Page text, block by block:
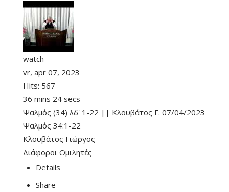
watch
vr, apr 07, 2023
Hits: 567
36 mins 24 secs
Ψαλμός (34) λδ' 1-22 || Κλουβάτος Γ. 07/04/2023
Ψαλμός 34:1-22
Κλουβάτος Γιώργος
Διάφοροι Ομιλητές
Details
Share